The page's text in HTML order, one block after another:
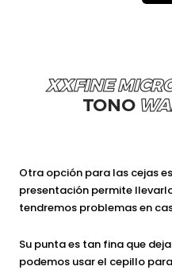
XXFINE
TONO
Otra opción para las cejas
presentación permite
tendremos problemas en
Su punta es tan fina que
podemos usar el cepillo